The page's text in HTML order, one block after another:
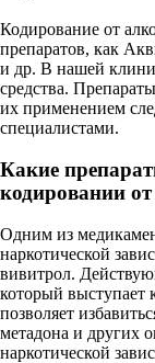
Кодирование от
препаратов, как
и др. В нашей
средства.
их применением
специалистами.
Какие
кодировании
Одним из
наркотической
вивитрол.
который выступает
позволяет
метадона и других
наркотической